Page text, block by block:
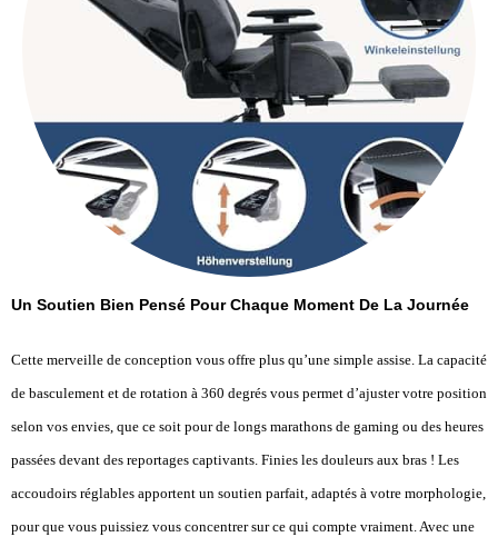
Un Soutien Bien Pensé Pour Chaque Moment De La Journée
Cette merveille de conception vous offre plus qu’une simple assise. La capacité
de basculement et de rotation à 360 degrés vous permet d’ajuster votre position
selon vos envies, que ce soit pour de longs marathons de gaming ou des heures
passées devant des reportages captivants. Finies les douleurs aux bras ! Les
accoudoirs réglables apportent un soutien parfait, adaptés à votre morphologie,
pour que vous puissiez vous concentrer sur ce qui compte vraiment. Avec une